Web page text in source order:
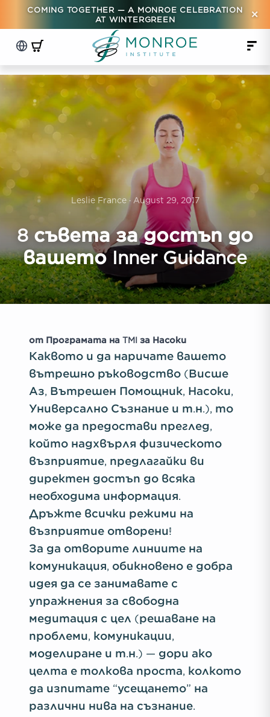
COMING TOGETHER — A MONROE CELEBRATION
AT WINTERGREEN
×
Leslie France · August 29, 2017
8 съвета за достъп до
вашето Inner Guidance
от Програмата на TMI за Насоки
Каквото и да наричате вашето
вътрешно ръководство (Висше
Аз, Вътрешен Помощник, Насоки,
Универсално Съзнание и т.н.), то
може да предостави преглед,
който надхвърля физическото
възприятие, предлагайки ви
директен достъп до всяка
необходима информация.
Дръжте всички режими на
възприятие отворени!
За да отворите линиите на
комуникация, обикновено е добра
идея да се занимавате с
упражнения за свободна
медитация с цел (решаване на
проблеми, комуникации,
моделиране и т.н.) — дори ако
целта е толкова проста, колкото
да изпитате “усещането” на
различни нива на съзнание.